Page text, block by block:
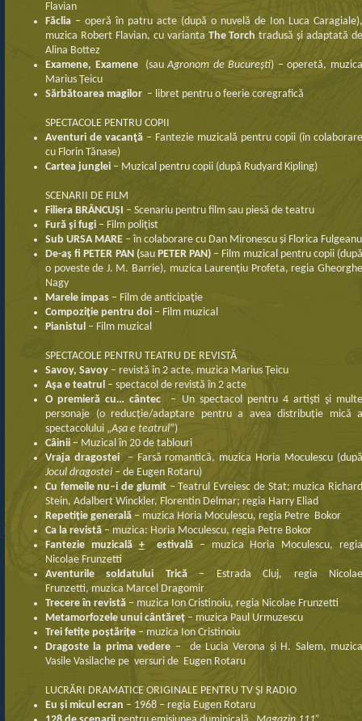
Flavian
Făclia – operă în patru acte (după o nuvelă de Ion Luca Caragiale),
muzica Robert Flavian, cu varianta The Torchtradusă și adaptată
Alina Bottez
Examene, Examene(sauAgronom de Bucureşti) – operetă,
Marius Țeicu
Sărbătoarea magilor – libret pentru o feerie coregrafică
SPECTACOLE PENTRU COPII
Aventuri de vacanţă – Fantezie muzicală pentru copii (în colaborare
cu Florin Tănase)
Cartea junglei – Muzical pentru copii (după Rudyard Kipling)
SCENARII DE FILM
Filiera BRÂNCUŞI – Scenariu pentru film sau piesă de teatru
Fură şi fugi – Film poliţist
Sub URSA MARE – în colaborare cu Dan Mironescu și Florica Fulgeanu
De-aş fi PETER PAN (sau PETER PAN) – Film muzical pentru copii
o poveste de J. M. Barrie), muzica Laurenţiu Profeta, regia Gheorghe
Nagy
Marele impas – Film de anticipaţie
Compoziţie pentru doi – Film muzical
Pianistul – Film muzical
SPECTACOLE PENTRU TEATRU DE REVISTĂ
Savoy, Savoy – revistă în 2 acte, muzica Marius Țeicu
Aşa e teatrul – spectacol de revistă în 2 acte
O premieră cu… cântec
– Un spectacol pentru 4 artişti şi
personaje (o reducție/adaptare pentru a avea distribuție mică a
spectacolului „Aşa e teatrul”)
Câinii – Muzical în 20 de tablouri
Vraja dragostei – Farsă romantică, muzica Horia Moculescu
Jocul dragostei – de Eugen Rotaru)
Cu femeilenu–ide glumit– Teatrul Evreiesc de Stat; muzica
Stein, Adalbert Winckler, Florentin Delmar; regia Harry Eliad
Repetiție generală – muzica Horia Moculescu, regia Petre Bokor
Ca la revistă – muzica: Horia Moculescu, regia Petre Bokor
Fantezie muzicală + estivală – muzica Horia Moculescu,
Nicolae Frunzetti
Aventurile soldatului Trică– Estrada Cluj, regia
Frunzetti, muzica Marcel Dragomir
Trecere în revistă – muzica Ion Cristinoiu, regia Nicolae Frunzetti
Metamorfozele unui cântăreț – muzica Paul Urmuzescu
Trei fetițe poștărițe – muzica Ion Cristinoiu
Dragoste la prima vedere – de Lucia Verona și H. Salem, muzica
Vasile Vasilache pe versuri de Eugen Rotaru
LUCRĂRI DRAMATICE ORIGINALE PENTRU TV ŞI RADIO
Eu și micul ecran – 1968 – regia Eugen Rotaru